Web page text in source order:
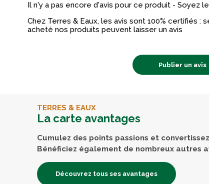
Il n'y a pas encore d'avis pour ce produit - Soyez
Chez Terres & Eaux, les avis sont 100% certifiés :
acheté nos produits peuvent laisser un avis
Publier un avis
TERRES & EAUX
La carte avantages
Cumulez des points passions et
Bénéficiez également de nombreux autres
Découvrez tous ses avantages